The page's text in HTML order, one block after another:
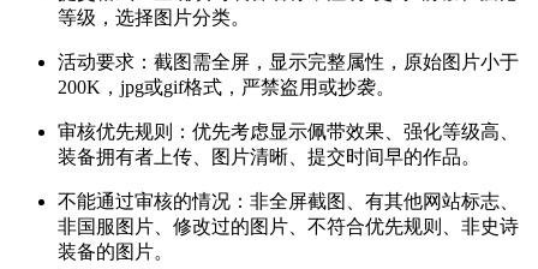
等级，选择图片分类。
活动要求：截图需全屏，显示完整属性，原始图片小于
200K，jpg或gif格式，严禁盗用或抄袭。
审核优先规则：优先考虑显示佩带效果、强化等级高、
装备拥有者上传、图片清晰、提交时间早的作品。
不能通过审核的情况：非全屏截图、有其他网站标志、
非国服图片、修改过的图片、不符合优先规则、非史诗
装备的图片。